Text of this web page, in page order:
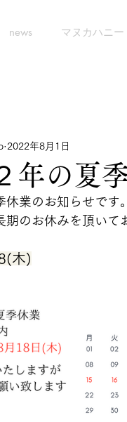
news マヌカハニー
年の夏
2022年8月1日
休業のお知らせです。
期のお休みを頂いて
木)